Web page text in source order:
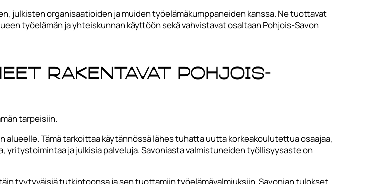
julkisten organisaatioiden ja muiden työelämäkumppaneiden kanssa. Ne tuottavat
työelämän ja yhteiskunnan käyttöön sekä vahvistavat osaltaan Pohjois-Savon
rakentavat Pohjois-
tarpeisiin.
Tämä tarkoittaa käytännössä lähes tuhatta uutta korkeakoulutettua osaajaa,
yritystoimintaa ja julkisia palveluja. Savoniasta valmistuneiden työllisyysaste on
tyytyväisiä tutkintoonsa ja sen tuottamiin työelämävalmiuksiin. Savonian tulokset